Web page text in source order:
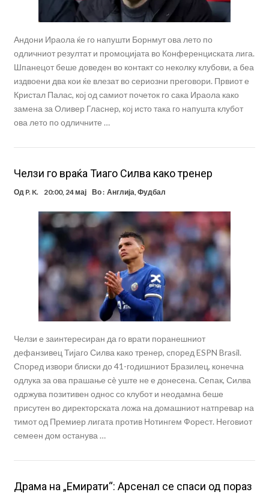
Андони Ираола ќе го напушти Борнмут ова лето по
одличниот резултат и промоцијата во Конференциската лига.
Шпанецот беше доведен во контакт со неколку клубови, а беа
издвоени два кои ќе влезат во сериозни преговори. Првиот е
Кристал Палас, кој од самиот почеток го сака Ираола како
замена за Оливер Гласнер, кој исто така го напушта клубот
ова лето по одличните …
Челзи го враќа Тиаго Силва како тренер
Од P. K. 20:00, 24 мај Во : Англија,Фудбал
Челзи е заинтересиран да го врати поранешниот
дефанзивец Тијаго Силва како тренер, според ESPN Brasil.
Според извори блиски до 41-годишниот Бразилец, конечна
одлука за ова прашање сè уште не е донесена. Сепак, Силва
одржува позитивен однос со клубот и неодамна беше
присутен во директорската ложа на домашниот натпревар на
тимот од Премиер лигата против Нотингем Форест. Неговиот
семеен дом останува …
Драма на „Емирати“: Арсенал се спаси од пораз